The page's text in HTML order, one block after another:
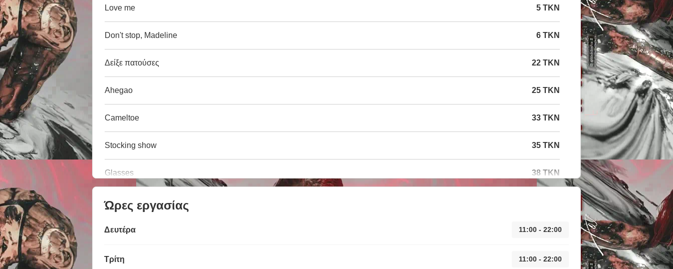
Love me 5 TKN
Don't stop, Madeline 6 TKN
Δείξε πατούσες 22 TKN
Ahegao 25 TKN
Cameltoe 33 TKN
Stocking show 35 TKN
Glasses 38 TKN
Ώρες εργασίας
Δευτέρα 11:00 - 22:00
Τρίτη 11:00 - 22:00